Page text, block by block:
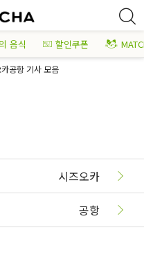
음식 할인쿠폰
공항 기사 모음
시즈오카
공항